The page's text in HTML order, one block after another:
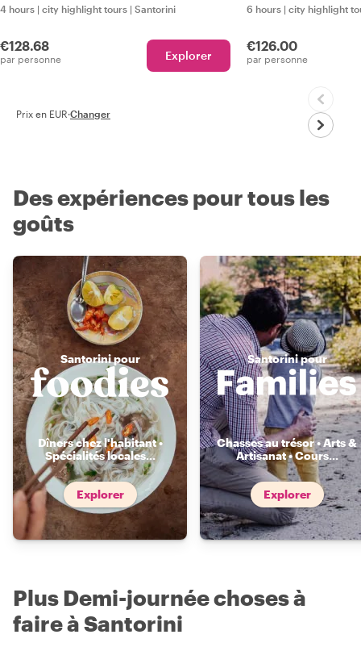
4 hours | city highlight tours | Santorini
€128.68
par personne Explorer
6 hours | city highlight
€126.00
par personne
Prix en EUR·Changer
Des expériences pour tous les
goûts
Santorini pour
Dîners chez l'habitant •
Spécialités locales...
Explorer
Santorini pour
Chasses au trésor • Arts &
Artisanat • Cours...
Explorer
Plus Demi-journée choses à
faire à Santorini